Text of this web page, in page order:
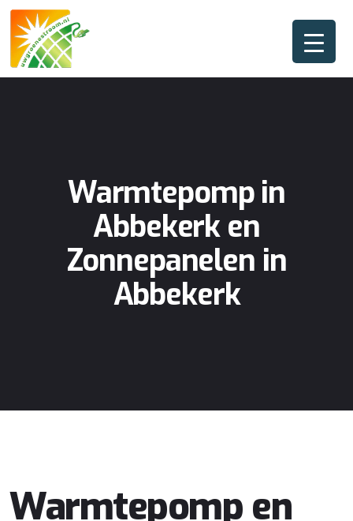
Warmtepomp in
Abbekerk en
Zonnepanelen in
Abbekerk
Warmtepomp en